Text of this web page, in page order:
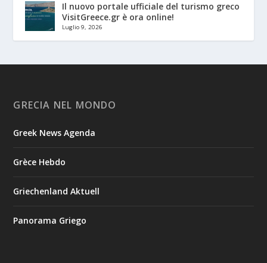
Il nuovo portale ufficiale del turismo greco
VisitGreece.gr è ora online!
Luglio 9, 2026
GRECIA NEL MONDO
Greek News Agenda
Grèce Hebdo
Griechenland Aktuell
Panorama Griego